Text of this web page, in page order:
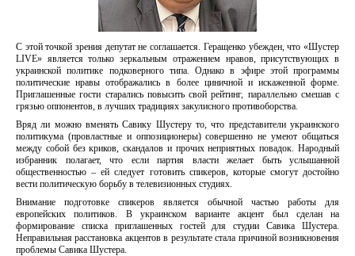
С этой точкой зрения депутат не соглашается. Геращенко убежден, что «Шустер
LIVE» является только зеркальным отражением нравов, присутствующих в
украинской политике подковерного типа. Однако в эфире этой программы
политические нравы отображались в более циничной и искаженной форме.
Приглашенные гости старались повысить свой рейтинг, параллельно смешав с
грязью оппонентов, в лучших традициях закулисного противоборства.
Вряд ли можно вменять Савику Шустеру то, что представители украинского
политикума (провластные и оппозиционеры) совершенно не умеют общаться
между собой без криков, скандалов и прочих неприятных повадок. Народный
избранник полагает, что если партия власти желает быть услышанной
общественностью – ей следует готовить спикеров, которые смогут достойно
вести политическую борьбу в телевизионных студиях.
Внимание подготовке спикеров является обычной частью работы для
европейских политиков. В украинском варианте акцент был сделан на
формирование списка приглашенных гостей для студии Савика Шустера.
Неправильная расстановка акцентов в результате стала причиной возникновения
проблемы Савика Шустера.